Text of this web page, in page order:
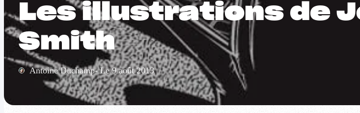
Les illustrations de
Smith
Antoine Duchamp- Le 9 août 2013